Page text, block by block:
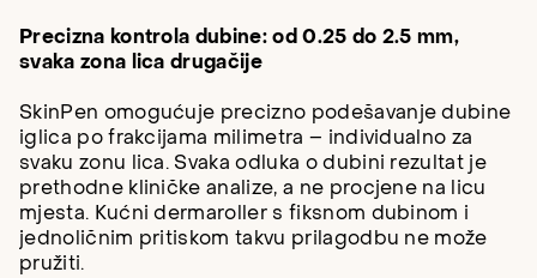
Precizna kontrola dubine: od 0.25 do 2.5 mm,
svaka zona lica drugačije
SkinPen omogućuje precizno podešavanje dubine
iglica po frakcijama milimetra – individualno za
svaku zonu lica. Svaka odluka o dubini rezultat je
prethodne kliničke analize, a ne procjene na licu
mjesta. Kućni dermaroller s fiksnom dubinom i
jednoličnim pritiskom takvu prilagodbu ne može
pružiti.